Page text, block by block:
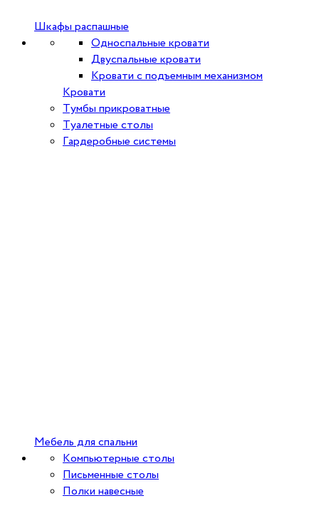
Шкафы распашные
Односпальные кровати
Двуспальные кровати
Кровати с подъемным механизмом
Кровати
Тумбы прикроватные
Туалетные столы
Гардеробные системы
Мебель для спальни
Компьютерные столы
Письменные столы
Полки навесные